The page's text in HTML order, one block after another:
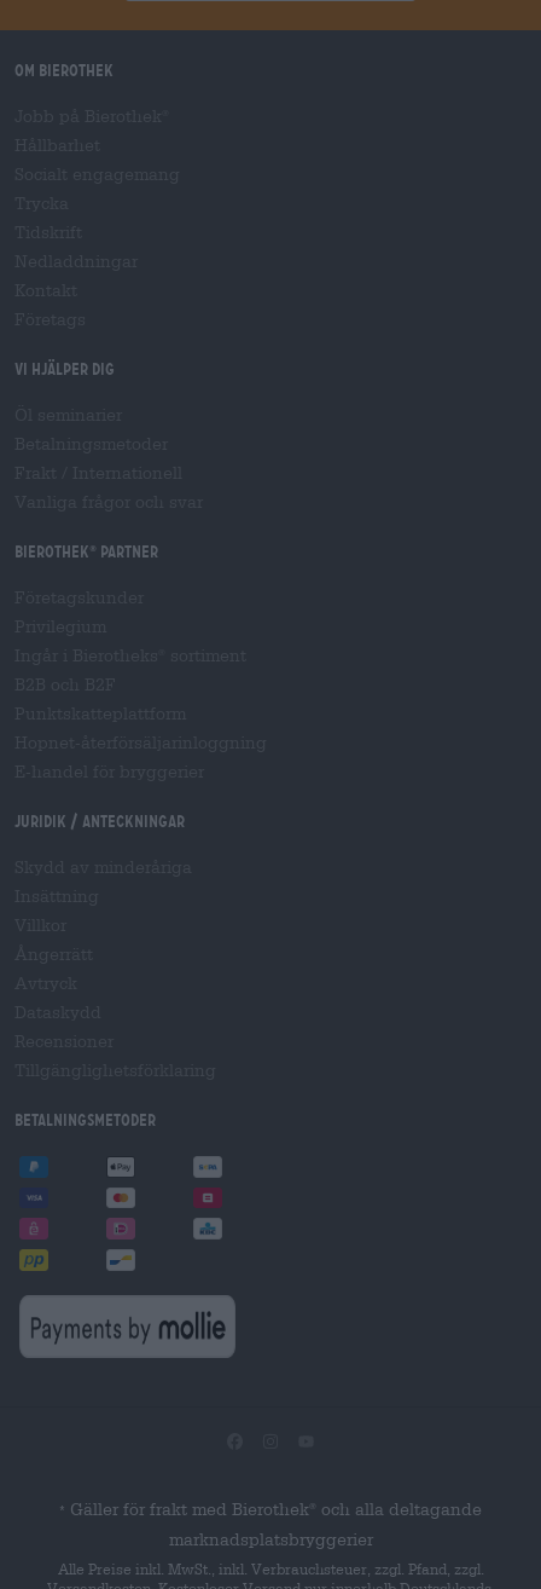
Om Bierothek
Vi hjälper dig
Bierothek partner
Juridik / Anteckningar
Betalningsmetoder
* Gäller för frakt med Bierothek ®
och alla deltagande
marknadsplatsbryggerier
Alle Preise inkl. MwSt., inkl. Verbrauchsteuer, zzgl. Pfand, zzgl.